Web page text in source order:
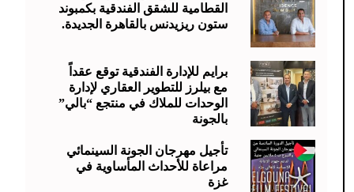
القطامية للشقق الفندقية بكمبوند
ستون ريزيدنس بالقاهرة الجديدة.
برايم للإدارة الفندقية توقع عقداً
مع بيلرز للتطوير العقاري لإدارة
الوحدات للملاك في منتجع “بالي”
بالجونة
تأجيل مهرجان الجونة السينمائي
مراعاة للأحداث المأساوية في
غزة